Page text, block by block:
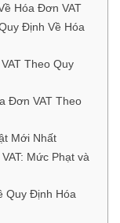
Hóa Đơn VAT
Định Về Hóa
Theo Quy
Đơn VAT Theo
Mới Nhất
Mức Phạt và
Quy Định Hóa